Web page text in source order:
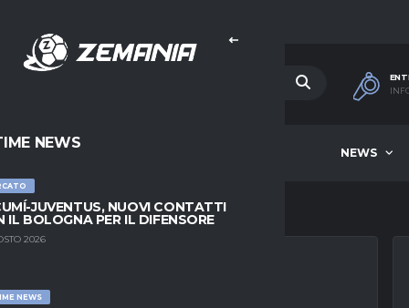
NEWS
NEWS
JUVENTUS, NUOVI CONTATTI
IL BOLOGNA PER IL DIFENSORE
2026
NEWS